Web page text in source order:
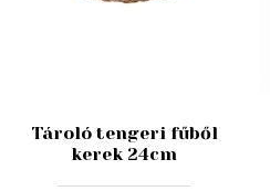
Tároló tengeri fűből
kerek 24cm